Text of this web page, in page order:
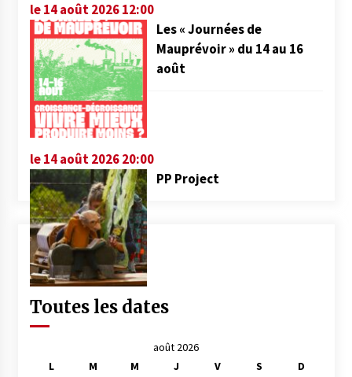
le 14 août 2026 12:00
Les « Journées de
Mauprévoir » du 14 au 16
août
le 14 août 2026 20:00
PP Project
Toutes les dates
août 2026
L
M M J V S
D